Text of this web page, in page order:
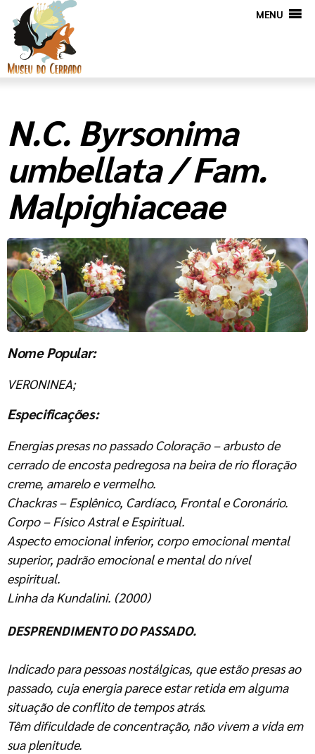
MENU
N.C. Byrsonima
umbellata / Fam.
Malpighiaceae
Nome Popular:
VERONINEA;
Especificações:
Energias presas no passado Coloração – arbusto de
cerrado de encosta pedregosa na beira de rio floração
creme, amarelo e vermelho.
Chackras – Esplênico, Cardíaco, Frontal e Coronário.
Corpo – Físico Astral e Espiritual.
Aspecto emocional inferior, corpo emocional mental
superior, padrão emocional e mental do nível
espiritual.
Linha da Kundalini. (2000)
DESPRENDIMENTO DO PASSADO.
Indicado para pessoas nostálgicas, que estão presas ao
passado, cuja energia parece estar retida em alguma
situação de conflito de tempos atrás.
Têm dificuldade de concentração, não vivem a vida em
sua plenitude.